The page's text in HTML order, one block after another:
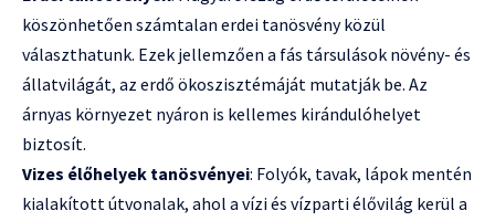
köszönhetően számtalan erdei tanösvény közül
választhatunk. Ezek jellemzően a fás társulások növény- és
állatvilágát, az erdő ökoszisztémáját mutatják be. Az
árnyas környezet nyáron is kellemes kirándulóhelyet
biztosít.
Vizes élőhelyek tanösvényei: Folyók, tavak, lápok mentén
kialakított útvonalak, ahol a vízi és vízparti élővilág kerül a